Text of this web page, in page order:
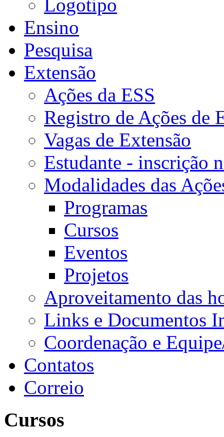
Logotipo
Ensino
Pesquisa
Extensão
Ações da ESS
Registro de Ações de
Vagas de Extensão
Estudante - inscrição
Modalidades das
Programas
Cursos
Eventos
Projetos
Aproveitamento das
Links e Documentos
Coordenação e
Contatos
Correio
Cursos